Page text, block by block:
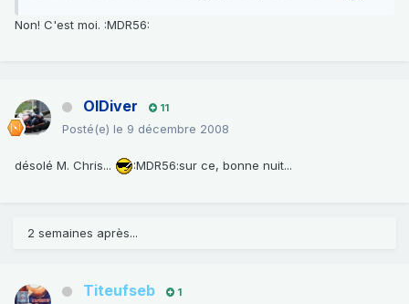
Non! C'est moi. :MDR56:
OlDiver 11
Posté(e) le 9 décembre 2008
désolé M. Chris... :MDR56:sur ce, bonne nuit...
2 semaines après...
Titeufseb 1